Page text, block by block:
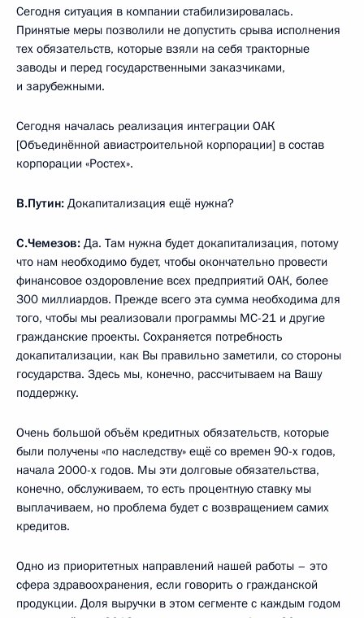
Сегодня ситуация в компании стабилизировалась.
Принятые меры позволили не допустить срыва исполнения
тех обязательств, которые взяли на себя тракторные
заводы и перед государственными заказчиками,
и зарубежными.
Сегодня началась реализация интеграции ОАК
[Объединённой авиастроительной корпорации] в состав
корпорации «Ростех».
В.Путин: Докапитализация ещё нужна?
С.Чемезов: Да. Там нужна будет докапитализация, потому
что нам необходимо будет, чтобы окончательно провести
финансовое оздоровление всех предприятий ОАК, более
300 миллиардов. Прежде всего эта сумма необходима для
того, чтобы мы реализовали программы МС-21 и другие
гражданские проекты. Сохраняется потребность
докапитализации, как Вы правильно заметили, со стороны
государства. Здесь мы, конечно, рассчитываем на Вашу
поддержку.
Очень большой объём кредитных обязательств, которые
были получены «по наследству» ещё со времен 90-х годов,
начала 2000-х годов. Мы эти долговые обязательства,
конечно, обслуживаем, то есть процентную ставку мы
выплачиваем, но проблема будет с возвращением самих
кредитов.
Одно из приоритетных направлений нашей работы – это
сфера здравоохранения, если говорить о гражданской
продукции. Доля выручки в этом сегменте с каждым годом